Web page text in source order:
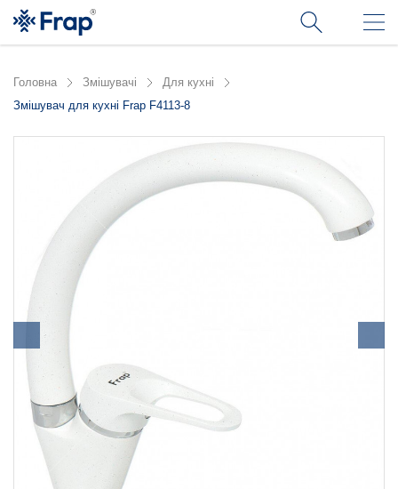
Головна Змішувачі
Для кухні
Змішувач для кухні Frap F4113-8